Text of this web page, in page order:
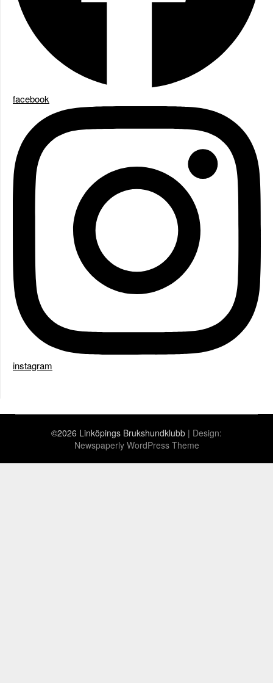
facebook
instagram
©2026 Linköpings Brukshundklubb | Design:
Newspaperly WordPress Theme